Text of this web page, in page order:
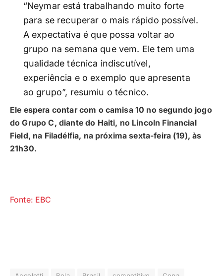
“Neymar está trabalhando muito forte
para se recuperar o mais rápido possível.
A expectativa é que possa voltar ao
grupo na semana que vem. Ele tem uma
qualidade técnica indiscutível,
experiência e o exemplo que apresenta
ao grupo”, resumiu o técnico.
Ele espera contar com o camisa 10 no segundo jogo
do Grupo C, diante do Haiti, no Lincoln Financial
Field, na Filadélfia, na próxima sexta-feira (19), às
21h30.
Fonte: EBC